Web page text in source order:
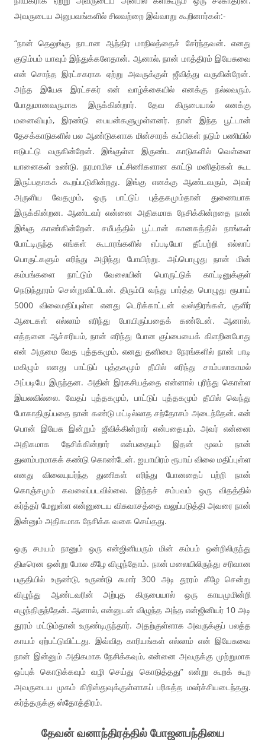
அவருடைய அனுபவங்களில் சிலவற்றை இவ்வாறு கூறினார்கள்:-
“நான் தெலுங்கு நாடான ஆந்திர மாநிலத்தைச் சேர்ந்தவன். எனது
குடும்பம் யாவும் இந்துக்களேதான். ஆனால், நான் மாத்திரம் இயேசுவை
என் சொந்த இரட்சகராக ஏற்று அவருக்குள் ஜீவித்து வருகின்றேன்.
அந்த இயேசு இரட்சகர் என் வாழ்க்கையில் எனக்கு நல்லவரும்,
போதுமானவருமாக இருக்கின்றார். தேவ கிருபையால் எனக்கு
மனைவியும், இரண்டு பையன்களுமுள்ளனர். நான் இந்த பூட்டான்
தேசக்காடுகளில் பல ஆண்டுகளாக மின்சாரக் கம்பிகள் நடும் பணியில்
ஈடுபட்டு வருகின்றேன். இங்குள்ள இருண்ட காடுகளில் வெள்ளை
யானைகள் உண்டு. நரமாமிச பட்சிணிகளான காட்டு மனிதர்கள் கூட
இருப்பதாகக் கூறப்படுகின்றது. இங்கு எனக்கு ஆண்டவரும், அவர்
அருளிய வேதமும், ஒரு பாட்டுப் புத்தகமும்தான் துணையாக
இருக்கின்றன. ஆண்டவர் என்னை அதிகமாக நேசிக்கின்றதை நான்
இங்கு காண்கின்றேன். சமீபத்தில் பூட்டான் கானகத்தில் நாங்கள்
போட்டிருந்த எங்கள் கூடாரங்களில் எப்படியோ தீப்பற்றி எல்லாப்
பொருட்களும் எரிந்து அழிந்து போயிற்று. அப்பொழுது நான் மின்
கம்பங்களை நாட்டும் வேலையின் பொருட்டுக் காட்டினுக்குள்
நெடுந்தூரம் சென்றுவிட்டேன். திரும்பி வந்து பார்த்த பொழுது ரூபாய்
5000 விலைமதிப்புள்ள எனது டெரிக்காட்டன் வஸ்திரங்கள், குளிர்
ஆடைகள் எல்லாம் எரிந்து போயிருப்பதைக் கண்டேன். ஆனால்,
எத்தனை ஆச்சரியம், நான் எரிந்து போன குப்பையைக் கிளறினபோது
என் அருமை வேத புத்தகமும், எனது தனிமை நேரங்களில் நான் பாடி
மகிழும் எனது பாட்டுப் புத்தகமும் தீயில் எரிந்து சாம்பலாகாமல்
அப்படியே இருந்தன. அதின் இரகசியத்தை என்னால் புரிந்து கொள்ள
இயலவில்லை. வேதப் புத்தகமும், பாட்டுப் புத்தகமும் தீயில் வெந்து
போகாதிருப்பதை நான் கண்டு மட்டில்லாத சந்தோசம் அடைந்தேன். என்
பொன் இயேசு இன்றும் ஜீவிக்கின்றார் என்பதையும், அவர் என்னை
அதிகமாக நேசிக்கின்றார் என்பதையும் இதன் மூலம் நான்
துலாம்பரமாகக் கண்டு கொண்டேன். ஐயாயிரம் ரூபாய் விலை மதிப்புள்ள
எனது விலையுயர்ந்த துணிகள் எரிந்து போனதைப் பற்றி நான்
கொஞ்சமும் கவலைப்படவில்லை. இந்தச் சம்பவம் ஒரு விதத்தில்
கர்த்தர் மேலுள்ள என்னுடைய விசுவாசத்தை வலுப்படுத்தி அவரை நான்
இன்னும் அதிகமாக நேசிக்க வகை செய்தது.
ஒரு சமயம் நானும் ஒரு என்ஜினியரும் மின் கம்பம் ஒன்றிலிருந்து
திடீரென ஒன்று போல கீழே விழுந்தோம். நான் மலையிலிருந்து சரிவான
பகுதியில் உருண்டு, உருண்டு சுமார் 300 அடி தூரம் கீழே சென்று
விழுந்து ஆண்டவரின் அற்புத கிருபையால் ஒரு காயமுமின்றி
எழுந்திருந்தேன். ஆனால், என்னுடன் விழுந்த அந்த என்ஜினியர் 10 அடி
தூரம் மட்டும்தான் உருண்டிருந்தார். அதற்குள்ளாக அவருக்குப் பலத்த
காயம் ஏற்பட்டுவிட்டது. இவ்வித காரியங்கள் எல்லாம் என் இயேசுவை
நான் இன்னும் அதிகமாக நேசிக்கவும், என்னை அவருக்கு முற்றுமாக
ஒப்புக் கொடுக்கவும் வழி செய்து கொடுத்தது” என்று கூறக் கூற
அவருடைய முகம் கிறிஸ்துவுக்குள்ளாகப் பரிசுத்த மலர்ச்சியடைந்தது.
கர்த்தருக்கு ஸ்தோத்திரம்.
தேவன் வனாந்திரத்தில் போஜனபந்தியை